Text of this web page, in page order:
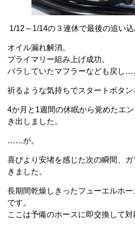
1/12～1/14の３連休で最後の追い込
オイル漏れ解消。
プライマリー組み上げ成功。
バラしていたマフラーなども戻し
祈るような気持ちでスタートボタン
4か月と1週間の休眠から覚めたエ
き出しました。
……が。
喜びより安堵を感じた次の瞬間、
きました。
長期間乾燥しきったフューエルホー
です。
ここは予備のホースに即交換して対